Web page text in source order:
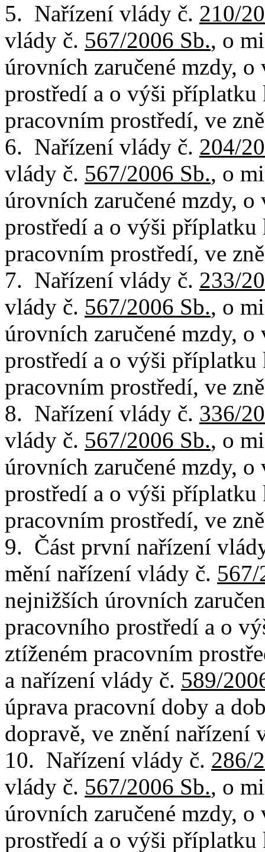
5. Nařízení vlády č. 210/
vlády č. 567/2006 Sb., o
úrovních zaručené mzdy,
prostředí a o výši příplatku
pracovním prostředí, ve
6. Nařízení vlády č. 204/
vlády č. 567/2006 Sb., o
úrovních zaručené mzdy,
prostředí a o výši příplatku
pracovním prostředí, ve
7. Nařízení vlády č. 233/
vlády č. 567/2006 Sb., o
úrovních zaručené mzdy,
prostředí a o výši příplatku
pracovním prostředí, ve
8. Nařízení vlády č. 336/
vlády č. 567/2006 Sb., o
úrovních zaručené mzdy,
prostředí a o výši příplatku
pracovním prostředí, ve
9. Část první nařízení
mění nařízení vlády č. 567/
nejnižších úrovních
pracovního prostředí a o
ztíženém pracovním
a nařízení vlády č. 589/
úprava pracovní doby a
dopravě, ve znění nařízení
10. Nařízení vlády č. 286/
vlády č. 567/2006 Sb., o
úrovních zaručené mzdy,
prostředí a o výši příplatku